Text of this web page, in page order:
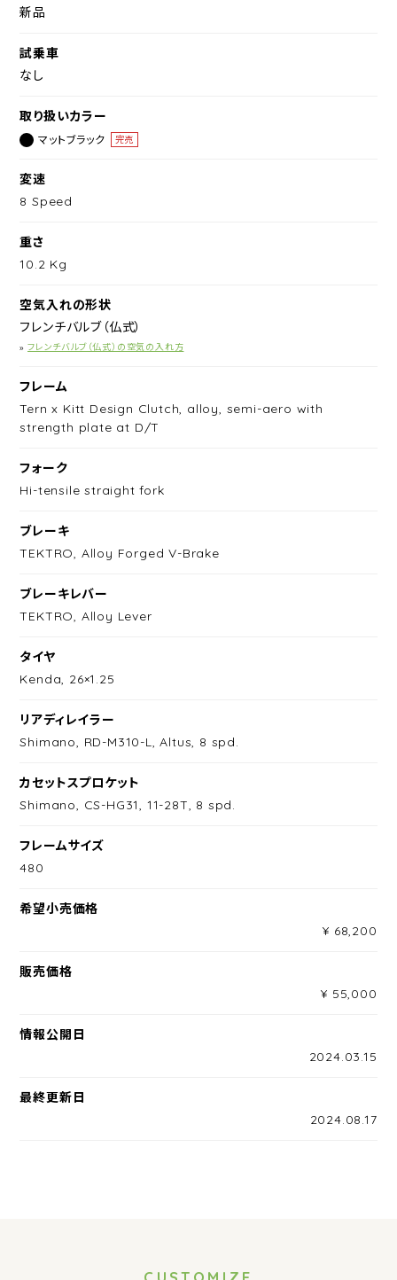
新品
試乗車
なし
取り扱いカラー
マットブラック 完売
変速
8 Speed
重さ
10.2 Kg
空気入れの形状
フレンチバルブ（仏式）
»フレンチバルブ（仏式）の空気の入れ方
フレーム
Tern x Kitt Design Clutch, alloy, semi-aero with
strength plate at D/T
フォーク
Hi-tensile straight fork
ブレーキ
TEKTRO, Alloy Forged V-Brake
ブレーキレバー
TEKTRO, Alloy Lever
タイヤ
Kenda, 26×1.25
リアディレイラー
Shimano, RD-M310-L, Altus, 8 spd.
カセットスプロケット
Shimano, CS-HG31, 11-28T, 8 spd.
フレームサイズ
480
希望小売価格
¥ 68,200
販売価格
¥ 55,000
情報公開日
2024.03.15
最終更新日
2024.08.17